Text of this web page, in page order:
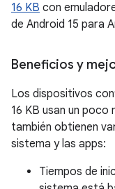
16 KB con
de Android 15 para
Beneficios y
Los dispositivos
16 KB usan un
también obtienen
sistema y las apps:
Tiempos de